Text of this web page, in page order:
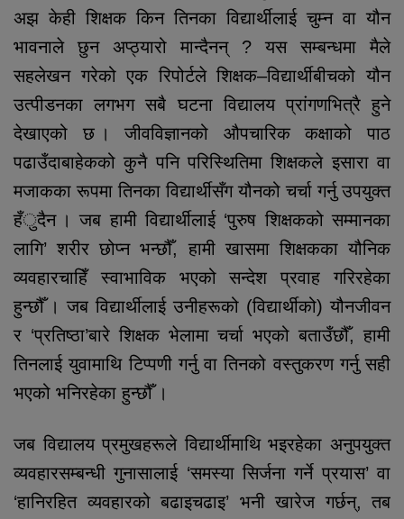
अझ केही शिक्षक किन तिनका विद्यार्थीलाई चुम्न वा यौन
भावनाले छुन अप्ठ्यारो मान्दैनन् ? यस सम्बन्धमा मैले
सहलेखन गरेको एक रिपोर्टले शिक्षक–विद्यार्थीबीचको यौन
उत्पीडनका लगभग सबै घटना विद्यालय प्रांगणभित्रै हुने
देखाएको छ । जीवविज्ञानको औपचारिक कक्षाको पाठ
पढाउँदाबाहेकको कुनै पनि परिस्थितिमा शिक्षकले इसारा वा
मजाकका रूपमा तिनका विद्यार्थीसँग यौनको चर्चा गर्नु उपयुक्त
हँुदैन । जब हामी विद्यार्थीलाई ‘पुरुष शिक्षकको सम्मानका
लागि’ शरीर छोप्न भन्छौँ, हामी खासमा शिक्षकका यौनिक
व्यवहारचाहिँ स्वाभाविक भएको सन्देश प्रवाह गरिरहेका
हुन्छौँ । जब विद्यार्थीलाई उनीहरूको (विद्यार्थीको) यौनजीवन
र ‘प्रतिष्ठा’बारे शिक्षक भेलामा चर्चा भएको बताउँछौँ, हामी
तिनलाई युवामाथि टिप्पणी गर्नु वा तिनको वस्तुकरण गर्नु सही
भएको भनिरहेका हुन्छौँ ।
जब विद्यालय प्रमुखहरूले विद्यार्थीमाथि भइरहेका अनुपयुक्त
व्यवहारसम्बन्धी गुनासालाई ‘समस्या सिर्जना गर्ने प्रयास’ वा
‘हानिरहित व्यवहारको बढाइचढाइ’ भनी खारेज गर्छन्, तब